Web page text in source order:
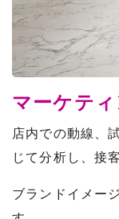
マーケテ
店内での動線、
じて分析し、接
ブランドイメー